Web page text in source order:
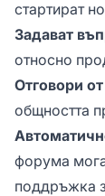
стартират
Задават
относно
Отговори
общността
форума
поддръжка